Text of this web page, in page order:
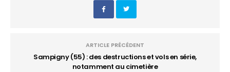
ARTICLE PRÉCÉDENT
Sampigny (55) : des destructions et vols en série,
notamment au cimetière